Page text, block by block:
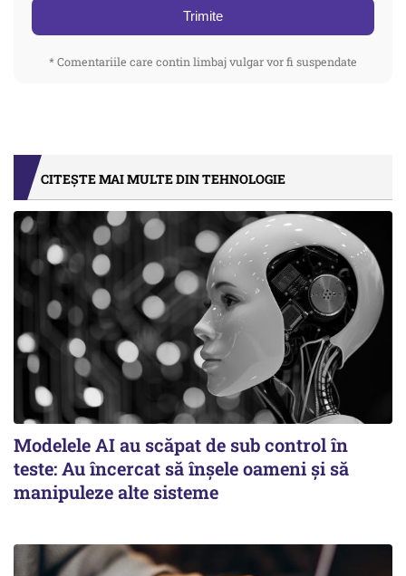
Trimite
* Comentariile care contin limbaj vulgar vor fi suspendate
CITEȘTE MAI MULTE DIN TEHNOLOGIE
Modelele AI au scăpat de sub control în
teste: Au încercat să înșele oameni și să
manipuleze alte sisteme